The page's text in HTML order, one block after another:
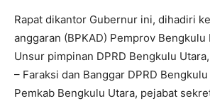
Rapat dikantor Gubernur ini, dihadiri
anggaran (BPKAD) Pemprov
Unsur pimpinan DPRD Bengkulu
– Faraksi dan Banggar DPRD
Pemkab Bengkulu Utara, pejabat